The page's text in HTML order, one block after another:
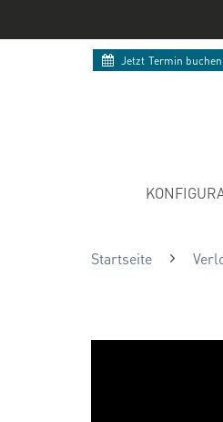
Jetzt Termin buchen
Startseite